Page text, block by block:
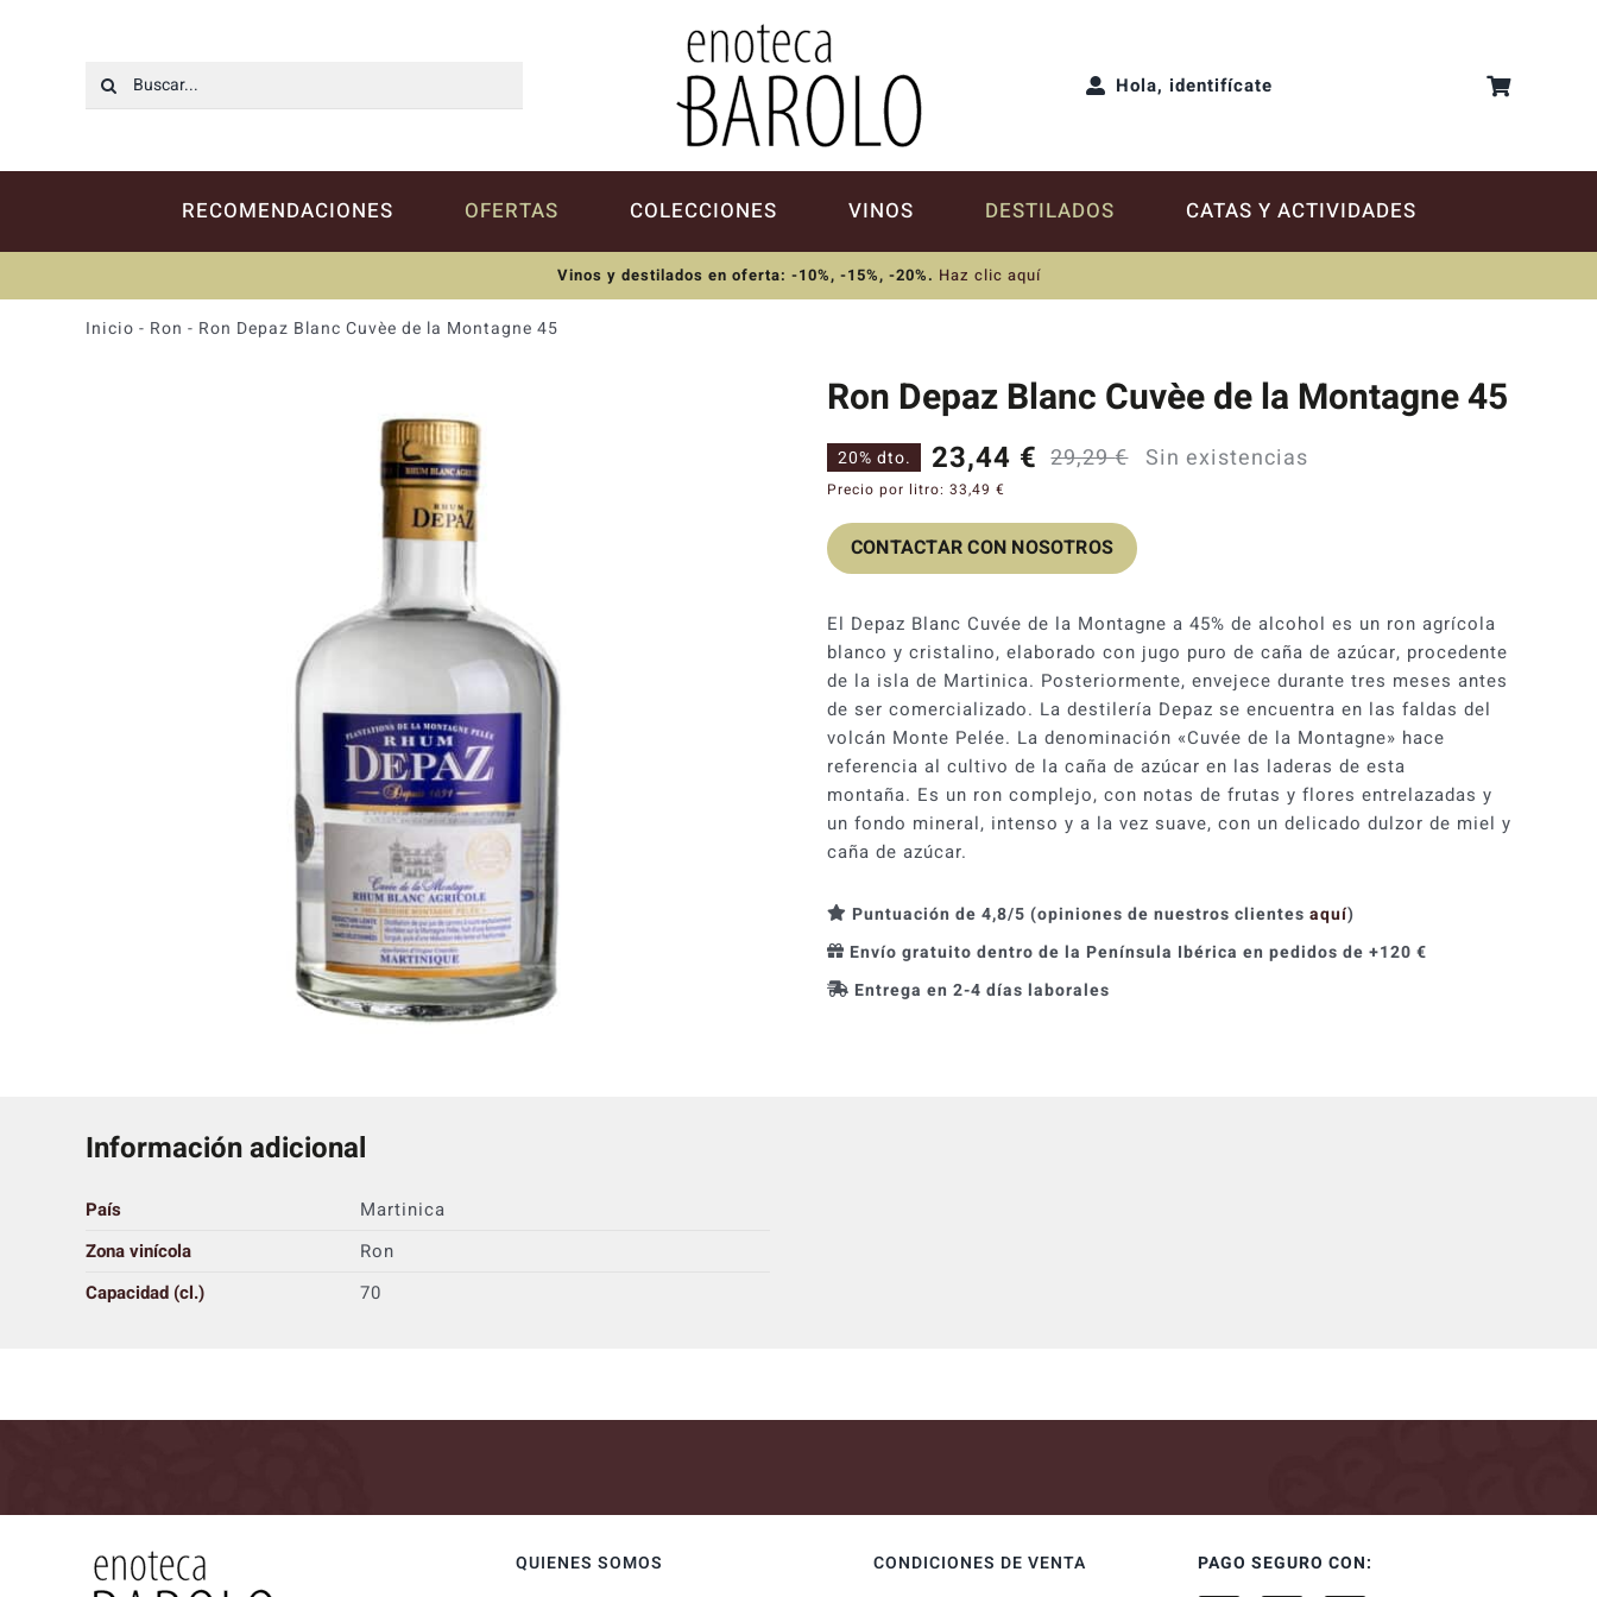
Buscar: Hola, identifícate
RECOMENDACIONES OFERTAS COLECCIONES VINOS DESTILADOS CATAS Y ACTIVIDADES
Vinos y destilados en oferta: -10%, -15%, -20%. Haz clic aquí
Inicio - Ron - Ron Depaz Blanc Cuvèe de la Montagne 45
Ron Depaz Blanc Cuvèe de la Montagne 45
29,29€ El
precio
original
29,29 €.
23,44 €
El
precio
actual
23,44 €.
20% dto. Sin existencias
Precio por litro: 33,49 €
CONTACTAR CON NOSOTROS
El Depaz Blanc Cuvée de la Montagne a 45% de alcohol es un ron agrícola
blanco y cristalino, elaborado con jugo puro de caña de azúcar, procedente
de la isla de Martinica. Posteriormente, envejece durante tres meses antes
de ser comercializado. La destilería Depaz se encuentra en las faldas del
volcán Monte Pelée. La denominación «Cuvée de la Montagne» hace
referencia al cultivo de la caña de azúcar en las laderas de esta
montaña. Es un ron complejo, con notas de frutas y flores entrelazadas y
un fondo mineral, intenso y a la vez suave, con un delicado dulzor de miel y
caña de azúcar.
Puntuación de 4,8/5 (opiniones de nuestros clientes aquí)
Envío gratuito dentro de la Península Ibérica en pedidos de +120 €
Entrega en 2-4 días laborales
Información adicional
País
Martinica
Zona vinícola
Ron
Capacidad (cl.)
70
QUIENES SOMOS
CONDICIONES DE VENTA
PAGO SEGURO CON: